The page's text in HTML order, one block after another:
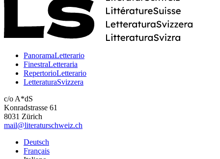
PanoramaLetterario
FinestraLetteraria
RepertorioLetterario
LetteraturaSvizzera
c/o A*dS
Konradstrasse 61
8031 Zürich
mail@literaturschweiz.ch
Deutsch
Français